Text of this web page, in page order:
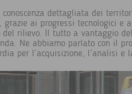
dettagliata dei
grazie ai progressi tecnologici
rilievo. Il tutto a vantaggio
Ne abbiamo parlato con il
per l’acquisizione, l’analisi